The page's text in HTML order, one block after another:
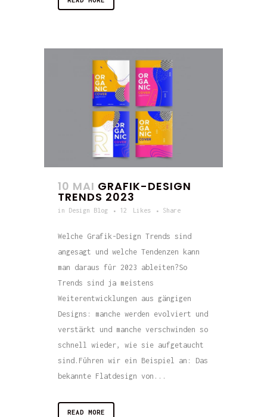
10 MAI GRAFIK-DESIGN
TRENDS 2023
in Design Blog 12 Likes Share
Welche Grafik-Design Trends sind
angesagt und welche Tendenzen kann
man daraus für 2023 ableiten?So
Trends sind ja meistens
Weiterentwicklungen aus gängigen
Designs: manche werden evolviert und
verstärkt und manche verschwinden so
schnell wieder, wie sie aufgetaucht
sind.Führen wir ein Beispiel an: Das
bekannte Flatdesign von...
READ MORE